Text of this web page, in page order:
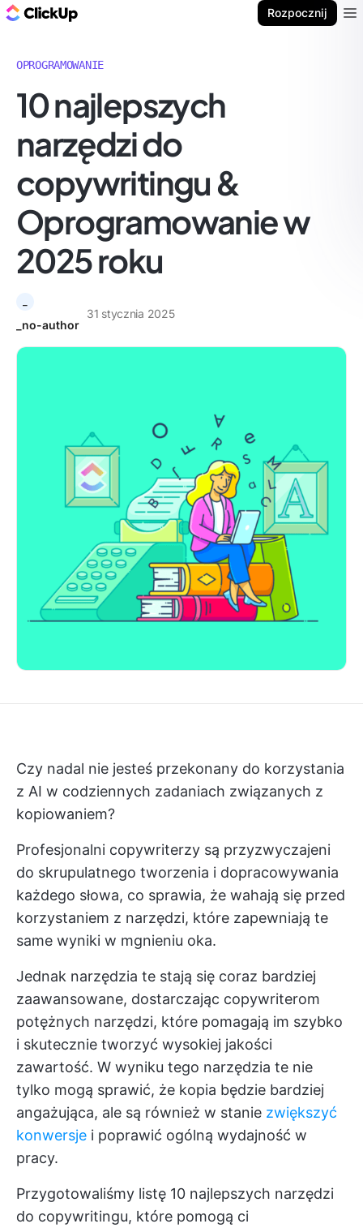
Rozpocznij
OPROGRAMOWANIE
10 najlepszych
narzędzi do
copywritingu &
Oprogramowanie w
2025 roku
_no-author
31 stycznia 2025
Czy nadal nie jesteś przekonany do korzystania
z AI w codziennych zadaniach związanych z
kopiowaniem?
Profesjonalni copywriterzy są przyzwyczajeni
do skrupulatnego tworzenia i dopracowywania
każdego słowa, co sprawia, że wahają się przed
korzystaniem z narzędzi, które zapewniają te
same wyniki w mgnieniu oka.
Jednak narzędzia te stają się coraz bardziej
zaawansowane, dostarczając copywriterom
potężnych narzędzi, które pomagają im szybko
i skutecznie tworzyć wysokiej jakości
zawartość. W wyniku tego narzędzia te nie
tylko mogą sprawić, że kopia będzie bardziej
angażująca, ale są również w stanie zwiększyć
konwersje i poprawić ogólną wydajność w
pracy.
Przygotowaliśmy listę 10 najlepszych narzędzi
do copywritingu, które pomogą ci